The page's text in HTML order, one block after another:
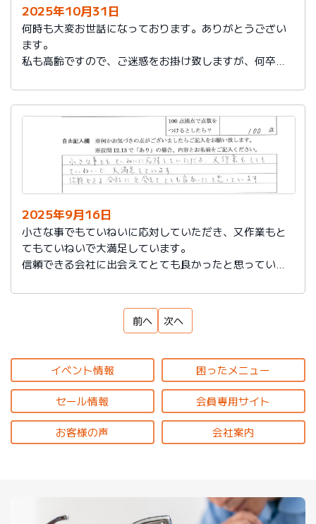
2025年10月31日
何時も大変お世話になっております。ありがとうござい
ます。
私も高齢ですので、ご迷惑をお掛け致しますが、何卒よ
2025年9月16日
小さな事でもていねいに応対していただき、又作業もと
てもていねいで大満足しています。
信頼できる会社に出会えてとても良かったと思っていま
前へ 次へ
イベント情報 困ったメニュー
セール情報 会員専用サイト
お客様の声 会社案内